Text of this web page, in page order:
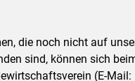
die noch nicht auf
sind, können sich
(E-Mail: